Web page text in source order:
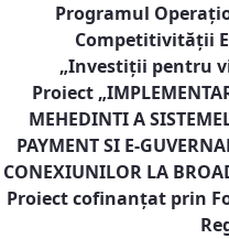
Programul
Competitivităţii
„Investiţii pentru
Proiect „
MEHEDINTI A
PAYMENT SI E-
CONEXIUNILOR LA
Proiect cofinanţat prin